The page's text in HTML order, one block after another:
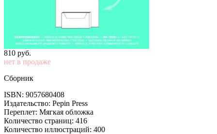
810 pуб.
нет в продаже
Сборник
ISBN: 9057680408
Издательство: Pepin Press
Переплет: Мягкая обложка
Количество страниц: 416
Количество иллюстраций: 400